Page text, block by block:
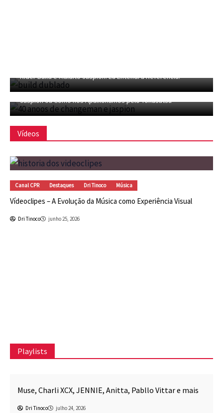
Rider Build e Maldito Jaspion! Eu Entendi a Refêrencia!
CFMC SESSÃO TOKUSATSU 03 – 40 Anos de Changeman e
Jaspion ou Como nos Apaixonamos pelo Tokusatsu
Vídeos
Playlists
e mais
Beck, beabadoobee, SUNMI, Carly Rae